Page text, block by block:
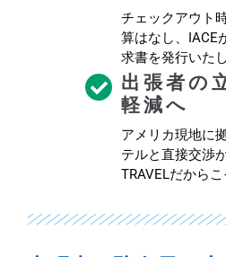
チェックアウト
算はなし、IACE
求書を発行いた
出張者の
軽減へ
アメリカ現地に
テルと直接交渉
TRAVELだから